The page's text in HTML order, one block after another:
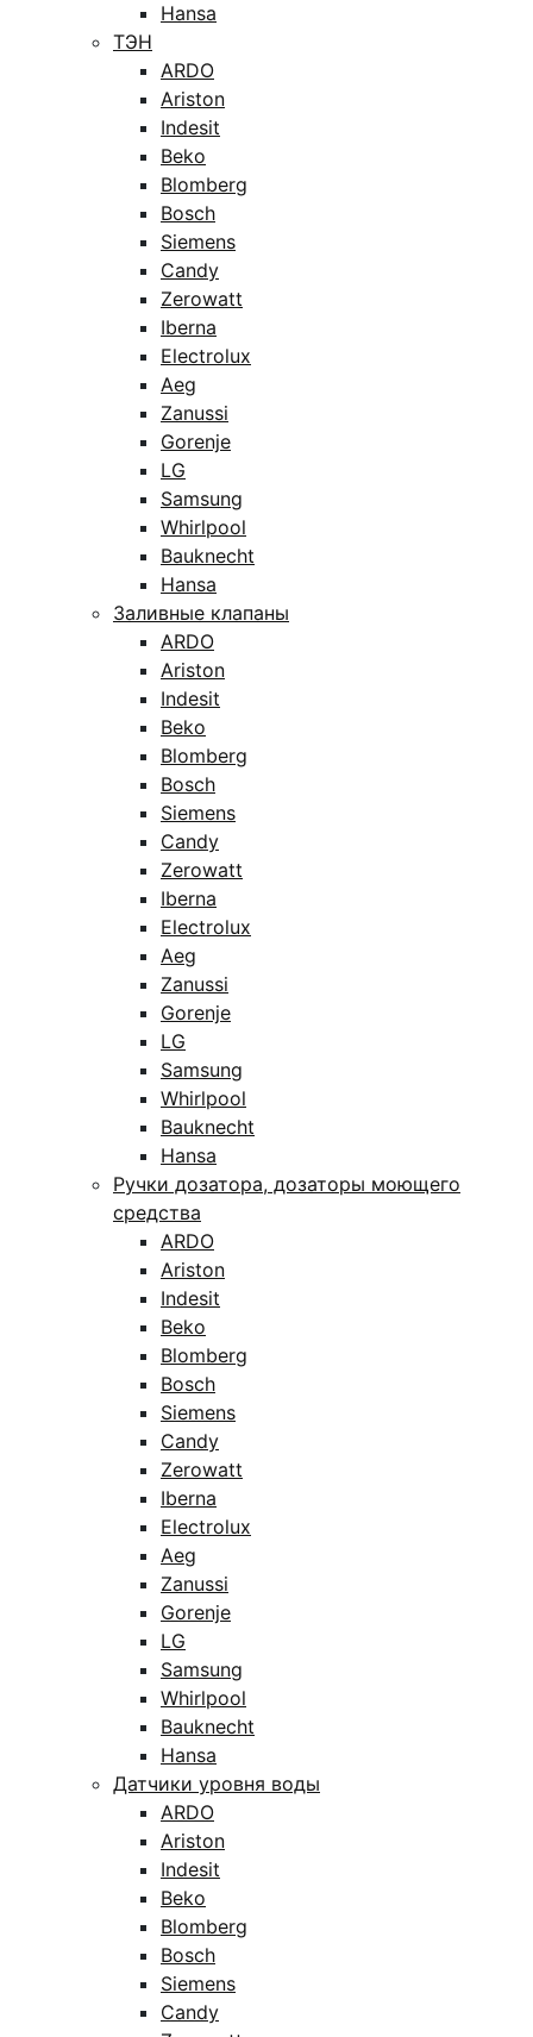
Hansa
ТЭН
ARDO
Ariston
Indesit
Beko
Blomberg
Bosch
Siemens
Candy
Zerowatt
Iberna
Electrolux
Aeg
Zanussi
Gorenje
LG
Samsung
Whirlpool
Bauknecht
Hansa
Заливные клапаны
ARDO
Ariston
Indesit
Beko
Blomberg
Bosch
Siemens
Candy
Zerowatt
Iberna
Electrolux
Aeg
Zanussi
Gorenje
LG
Samsung
Whirlpool
Bauknecht
Hansa
Ручки дозатора, дозаторы моющего
средства
ARDO
Ariston
Indesit
Beko
Blomberg
Bosch
Siemens
Candy
Zerowatt
Iberna
Electrolux
Aeg
Zanussi
Gorenje
LG
Samsung
Whirlpool
Bauknecht
Hansa
Датчики уровня воды
ARDO
Ariston
Indesit
Beko
Blomberg
Bosch
Siemens
Candy